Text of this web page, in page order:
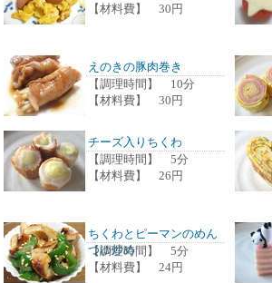
【材料費】 30円
えのきの豚肉巻き
【調理時間】 10分
【材料費】 30円
チーズ入りちくわ
【調理時間】 5分
【材料費】 26円
ちくわとピーマンのめん
つゆ炒め
【調理時間】 5分
【材料費】 24円